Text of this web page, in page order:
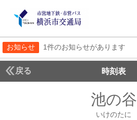
お知らせ 1件のお知らせがあります
戻る 時刻表
池の谷
いけのたに